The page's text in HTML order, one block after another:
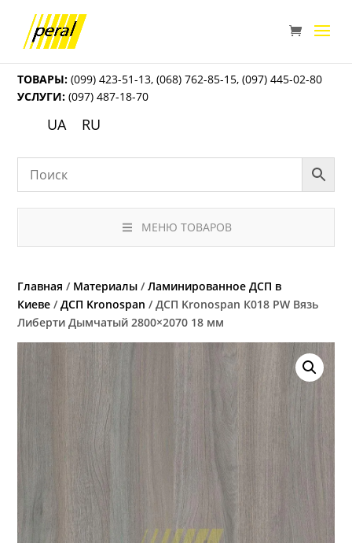
ТОВАРЫ: (099) 423-51-13,(068) 762-85-15,(097) 445-02-80
УСЛУГИ: (097) 487-18-70
UA RU
МЕНЮ ТОВАРОВ
Главная / Материалы /Ламинированное ДСП в
Киеве /ДСП Kronospan / ДСП Kronospan К018 PW Вязь
Либерти Дымчатый 2800×2070 18 мм